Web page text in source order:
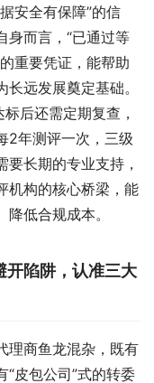
安全有保障”的信
身而言，“已通过等
重要凭证，能帮助
远发展奠定基础。
后还需定期复查，
年测评一次，三级
长期的专业支持，
机构的核心桥梁，能
低合规成本。
开陷阱，认准三大
理商鱼龙混杂，既有
皮包公司”式的转委